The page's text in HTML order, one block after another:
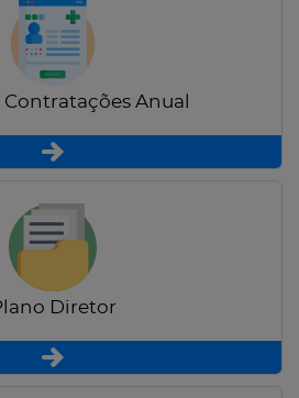
Contratações Anual
Diretor